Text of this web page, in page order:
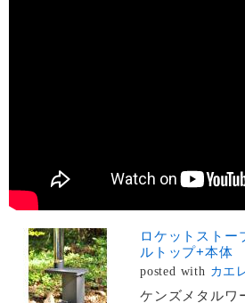
ロケットストー
ルトップ+本体
posted with カエ
ケンズメタルワ